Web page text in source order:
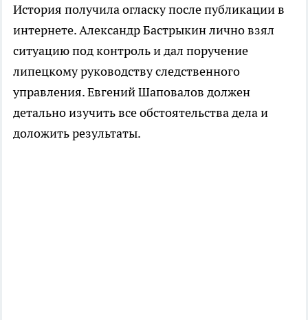
История получила огласку после публикации в
интернете. Александр Бастрыкин лично взял
ситуацию под контроль и дал поручение
липецкому руководству следственного
управления. Евгений Шаповалов должен
детально изучить все обстоятельства дела и
доложить результаты.